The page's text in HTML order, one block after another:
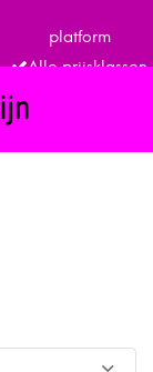
platform
Alle prijsklassen